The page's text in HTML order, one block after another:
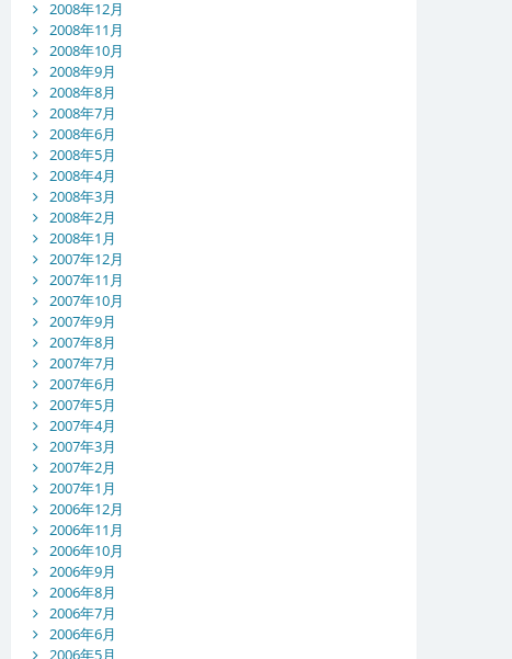
2008年12月
2008年11月
2008年10月
2008年9月
2008年8月
2008年7月
2008年6月
2008年5月
2008年4月
2008年3月
2008年2月
2008年1月
2007年12月
2007年11月
2007年10月
2007年9月
2007年8月
2007年7月
2007年6月
2007年5月
2007年4月
2007年3月
2007年2月
2007年1月
2006年12月
2006年11月
2006年10月
2006年9月
2006年8月
2006年7月
2006年6月
2006年5月